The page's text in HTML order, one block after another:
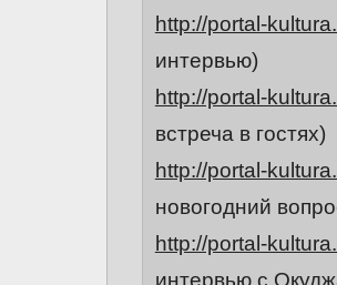
http://portal-
интервью)
http://portal-
встреча в гостях)
http://portal-
новогодний
http://portal-
интервью с